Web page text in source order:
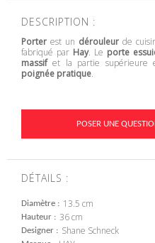
DESCRIPTION :
Porter est un dérouleur de
fabriqué par Hay. Le porte
massifet la partie supérieure
poignée pratique.
POSER UNE
DÉTAILS :
Diamètre 13.5 cm
Hauteur 36 cm
Designer Shane Schneck